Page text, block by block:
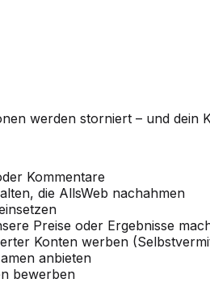
werden storniert – und dein
Kommentare
die AllsWeb nachahmen
Preise oder Ergebnisse
Konten werben
anbieten
bewerben